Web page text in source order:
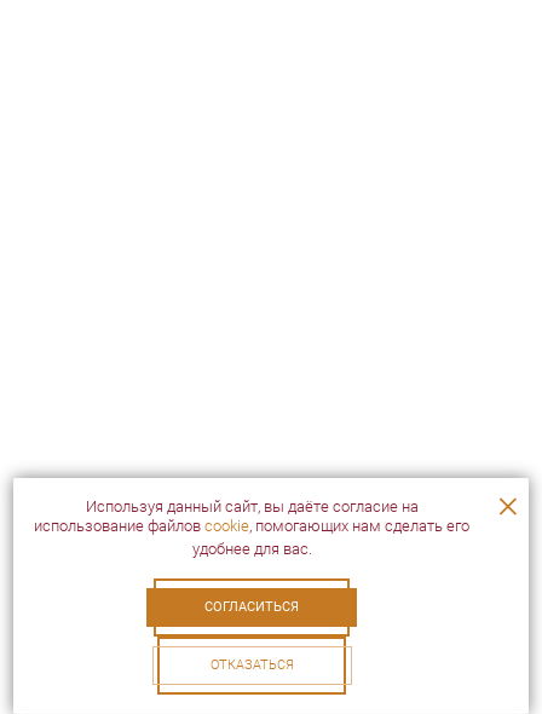
×
Используя данный сайт, вы даёте согласие на
использование файлов cookie, помогающих нам сделать его
удобнее для вас.
СОГЛАСИТЬСЯ
ОТКАЗАТЬСЯ